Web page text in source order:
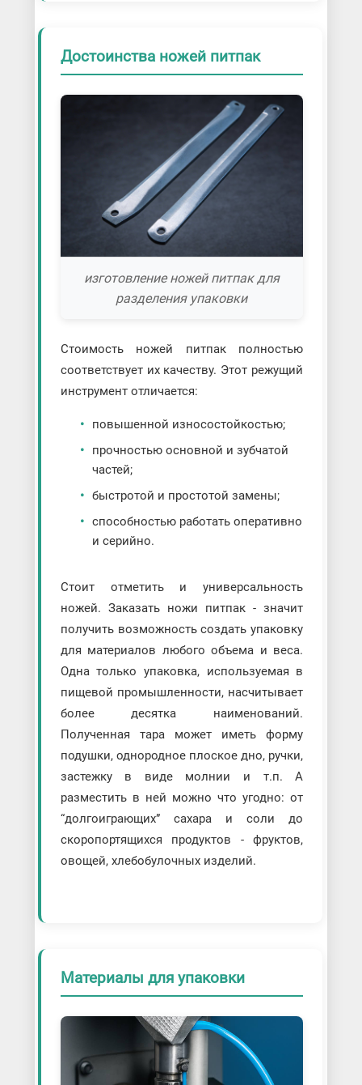
Достоинства ножей питпак
изготовление ножей питпак для
разделения упаковки
Стоимость ножей питпак полностью
соответствует их качеству. Этот режущий
инструмент отличается:
повышенной износостойкостью;
прочностью основной и зубчатой
частей;
быстротой и простотой замены;
способностью работать оперативно
и серийно.
Стоит отметить и универсальность
ножей. Заказать ножи питпак - значит
получить возможность создать упаковку
для материалов любого объема и веса.
Одна только упаковка, используемая в
пищевой промышленности, насчитывает
более десятка наименований.
Полученная тара может иметь форму
подушки, однородное плоское дно, ручки,
застежку в виде молнии и т.п. А
разместить в ней можно что угодно: от
“долгоиграющих” сахара и соли до
скоропортящихся продуктов - фруктов,
овощей, хлебобулочных изделий.
Материалы для упаковки